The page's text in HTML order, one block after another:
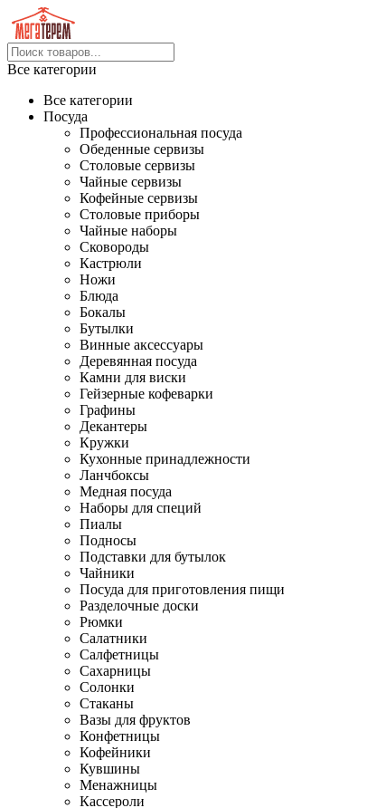
Все категории
Все категории
Посуда
Профессиональная посуда
Обеденные сервизы
Столовые сервизы
Чайные сервизы
Кофейные сервизы
Столовые приборы
Чайные наборы
Сковороды
Кастрюли
Ножи
Блюда
Бокалы
Бутылки
Винные аксессуары
Деревянная посуда
Камни для виски
Гейзерные кофеварки
Графины
Декантеры
Кружки
Кухонные принадлежности
Ланчбоксы
Медная посуда
Наборы для специй
Пиалы
Подносы
Подставки для бутылок
Чайники
Посуда для приготовления пищи
Разделочные доски
Рюмки
Салатники
Салфетницы
Сахарницы
Солонки
Стаканы
Вазы для фруктов
Конфетницы
Кофейники
Кувшины
Менажницы
Кассероли